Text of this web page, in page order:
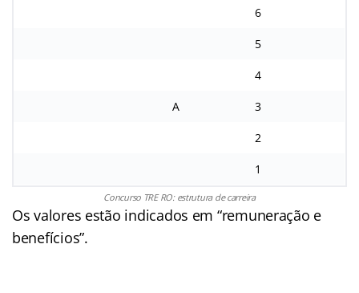
6
5
4
A 3
2
1
Concurso TRE RO: estrutura de carreira
Os valores estão indicados em “remuneração e
benefícios”.